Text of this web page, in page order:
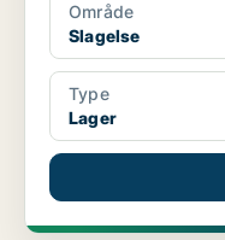
Område
Slagelse
Type
Lager